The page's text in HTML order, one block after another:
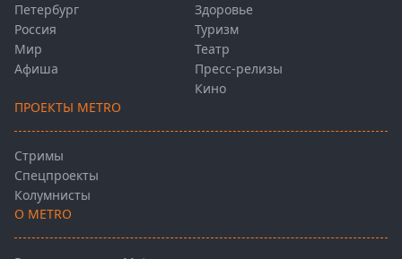
Петербург
Россия
Мир
Афиша
Здоровье
Туризм
Театр
Пресс-релизы
Кино
ПРОЕКТЫ METRO
Стримы
Спецпроекты
Колумнисты
О METRO